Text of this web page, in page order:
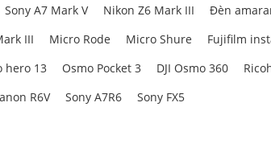
Sony A7 Mark V Nikon Z6 Mark III Đèn
III Micro Rode Micro Shure Fujifilm
hero 13 Osmo Pocket 3 DJI Osmo 360
R6V Sony A7R6 Sony FX5